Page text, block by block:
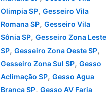
Olimpia SP, Gesseiro Vila
Romana SP, Gesseiro Vila
Sônia SP, Gesseiro Zona Leste
SP, Gesseiro Zona Oeste SP,
Gesseiro Zona Sul SP, Gesso
Aclimação SP, Gesso Agua
Branca SP, Gesso AV Faria